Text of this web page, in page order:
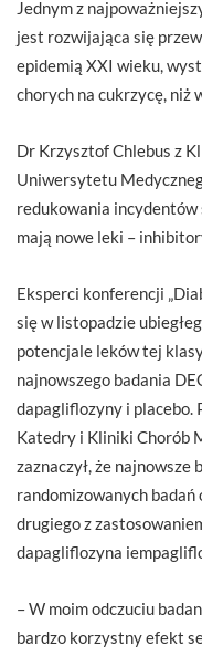
Jednym z
jest rozwijająca się
epidemią XXI wieku,
chorych na cukrzycę, niż
Dr Krzysztof Chlebus z
Uniwersytetu
redukowania
mają nowe leki –
Eksperci konferencji
się w listopadzie
potencjale leków tej
najnowszego badania
dapagliflozyny i placebo.
Katedry i Kliniki Chorób
zaznaczył, że najnowsze
randomizowanych
drugiego z
dapagliflozyna
– W moim odczuciu
bardzo korzystny efekt